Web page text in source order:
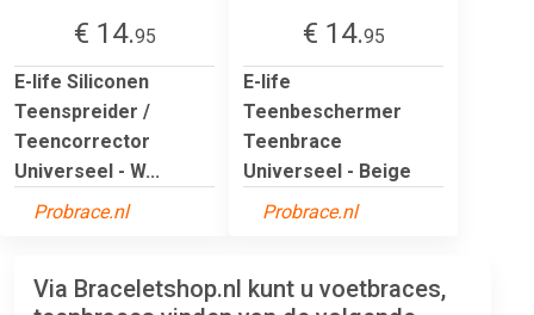
€ 14.95
E-life Siliconen
Teenspreider /
Teencorrector
Universeel - W...
Probrace.nl
€ 14.95
E-life
Teenbeschermer
Teenbrace
Universeel - Beige
Probrace.nl
Via Braceletshop.nl kunt u voetbraces,